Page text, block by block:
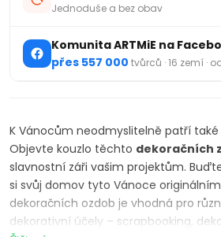
Jednoduše a bez obav
Komunita ARTMiE na
přes 557 000 tvůrců · 16 zemí ·
K Vánocům neodmyslitelně patří také
Objevte kouzlo těchto dekoračních
slavnostní záři vašim projektům.
si svůj domov tyto Vánoce
dekoračních ozdob je vhodná pro
dekorativní účely – scrapbooking,